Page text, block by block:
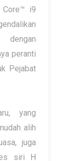
i9
dengan
peranti
Pejabat
yang
alih
juga
siri H